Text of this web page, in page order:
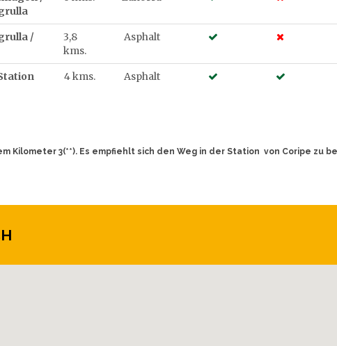
/
3,8
kms.
Asphalt
4 kms. Asphalt
Kilometer 3(**). Es empfiehlt sich den Weg in der Station von Coripe zu